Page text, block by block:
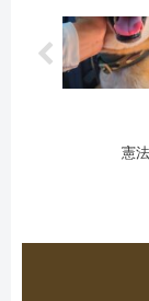
憲